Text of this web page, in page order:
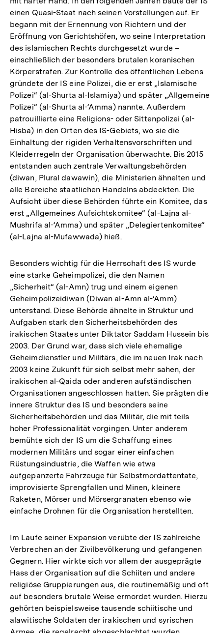
einen Quasi-Staat nach seinen Vorstellungen auf. Er
begann mit der Ernennung von Richtern und der
Eröffnung von Gerichtshöfen, wo seine Interpretation
des islamischen Rechts durchgesetzt wurde –
einschließlich der besonders brutalen koranischen
Körperstrafen. Zur Kontrolle des öffentlichen Lebens
gründete der IS eine Polizei, die er erst „Islamische
Polizei“ (al-Shurta al-Islamiya) und später „Allgemeine
Polizei“ (al-Shurta al-‘Amma) nannte. Außerdem
patrouillierte eine Religions- oder Sittenpolizei (al-
Hisba) in den Orten des IS-Gebiets, wo sie die
Einhaltung der rigiden Verhaltensvorschriften und
Kleiderregeln der Organisation überwachte. Bis 2015
entstanden auch zentrale Verwaltungsbehörden
(diwan, Plural dawawin), die Ministerien ähnelten und
alle Bereiche staatlichen Handelns abdeckten. Die
Aufsicht über diese Behörden führte ein Komitee, das
erst „Allgemeines Aufsichtskomitee“ (al-Lajna al-
Mushrifa al-‘Amma) und später „Delegiertenkomitee“
(al-Lajna al-Mufawwada) hieß.
Besonders wichtig für die Herrschaft des IS wurde
eine starke Geheimpolizei, die den Namen
„Sicherheit“ (al-Amn) trug und einem eigenen
Geheimpolizeidiwan (Diwan al-Amn al-‘Amm)
unterstand. Diese Behörde ähnelte in Struktur und
Aufgaben stark den Sicherheitsbehörden des
irakischen Staates unter Diktator Saddam Hussein bis
2003. Der Grund war, dass sich viele ehemalige
Geheimdienstler und Militärs, die im neuen Irak nach
2003 keine Zukunft für sich selbst mehr sahen, der
irakischen al-Qaida oder anderen aufständischen
Organisationen angeschlossen hatten. Sie prägten die
innere Struktur des IS und besonders seine
Sicherheitsbehörden und das Militär, die mit teils
hoher Professionalität vorgingen. Unter anderem
bemühte sich der IS um die Schaffung eines
modernen Militärs und sogar einer einfachen
Rüstungsindustrie, die Waffen wie etwa
aufgepanzerte Fahrzeuge für Selbstmordattentate,
improvisierte Sprengfallen und Minen, kleinere
Raketen, Mörser und Mörsergranaten ebenso wie
einfache Drohnen für die Organisation herstellten.
Im Laufe seiner Expansion verübte der IS zahlreiche
Verbrechen an der Zivilbevölkerung und gefangenen
Gegnern. Hier wirkte sich vor allem der ausgeprägte
Hass der Organisation auf die Schiiten und andere
religiöse Gruppierungen aus, die routinemäßig und oft
auf besonders brutale Weise ermordet wurden. Hierzu
gehörten beispielsweise tausende schiitische und
alawitische Soldaten der irakischen und syrischen